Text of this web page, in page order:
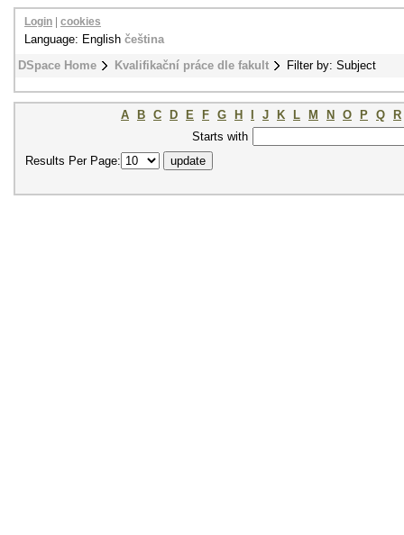
DSpace Home Kvalifikační práce dle fakult Filter by: Subject
Login cookies
Language: English čeština
A B C D E F G H J K L M N O P Q
R
Starts with
Results Per Page: